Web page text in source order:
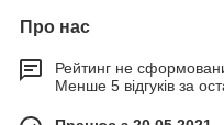
Про нас
Рейтинг не
Менше 5 відгуків за